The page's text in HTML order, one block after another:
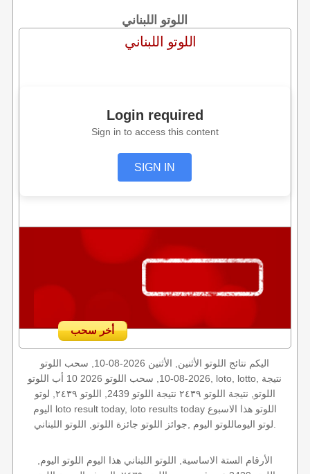
اللوتو اللبناني
اللوتو اللبناني
Login required
Sign in to access this content
SIGN IN
أخر سحب
اليكم نتائج اللوتو الأثنين, الأثنين 2026-08-10, سحب اللوتو
2026-08-10, سحب اللوتو 2026 10 أب اللوتو, loto, lotto, نتيجة
اللوتو, نتيجة اللوتو ٢٤٣٩ نتيجة اللوتو 2439, اللوتو ٢٤٣٩, لوتو
اليوم loto result today, loto results today اللوتو هذا الاسبوع
الأرقام الستة الاساسية, اللوتو اللبناني هذا اليوم اللوتو اليوم,